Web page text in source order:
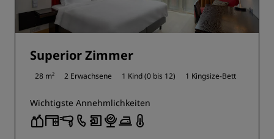
Superior Zimmer
28 m² 2 Erwachsene 1 Kind (0 bis 12) 1 Kingsize-Bett
Wichtigste Annehmlichkeiten